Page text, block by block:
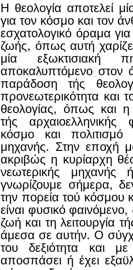
Η θεολογία αποτελεί
για τον κόσμο και τον
εσχατολογικό όραμα
ζωής, όπως αυτή
μία εξωκτισιακή
αποκαλυπτόμενο
παράδοση τής
προνεωτερικότητα και
θεολογίας, όπως και
τής
κόσμο και
μηχανής. Στην εποχή
ακριβώς η κυρίαρχη
νεωτερικής
γνωρίζουμε σήμερα,
την πορεία τού
είναι φυσικό
ζωή και τη λειτουργία
άμεσα σε αυτήν. Ο
του δεξιότητα και
αποσπάσει ή έχει